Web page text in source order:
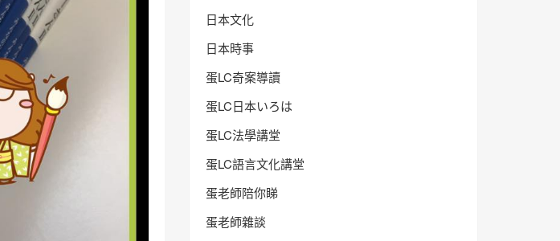
日本文化
日本時事
蛋LC奇案導讀
蛋LC日本いろは
蛋LC法學講堂
蛋LC語言文化講堂
蛋老師陪你睇
蛋老師雜談